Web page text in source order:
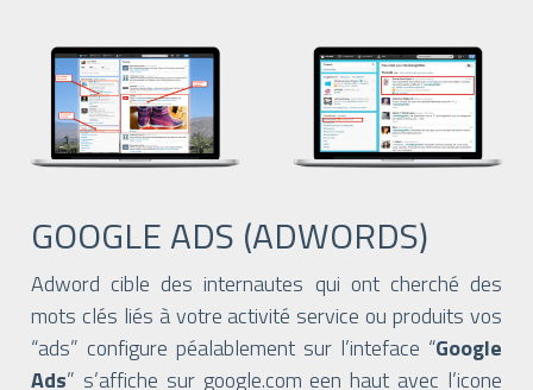
GOOGLE ADS (ADWORDS)
Adword cible des internautes qui ont cherché des
mots clés liés à votre activité service ou produits vos
“ads” configure péalablement sur l’inteface “Google
Ads” s’affiche sur google.com een haut avec l’icone